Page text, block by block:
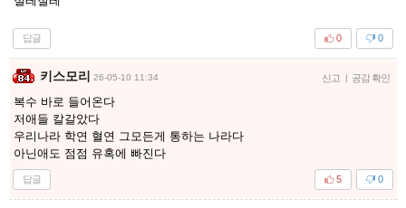
답글 0
0
키스모리 26-05-10 11:34 신고 | 공감 확인
복수 바로 들어온다
저애들 칼갈았다
우리나라 학연 혈연 그모든게 통하는 나라다
아닌애도 점점 유혹에 빠진다
답글 0
5